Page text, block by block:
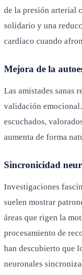
de la presión arterial
solidario y una
cardíaco cuando
Mejora de la
Las amistades sanas
validación
escuchados,
aumenta de forma
Sincronicidad
Investigaciones
suelen mostrar
áreas que rigen la
procesamiento de
han descubierto que
neuronales